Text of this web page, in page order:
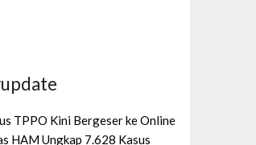
TPPO Kini Bergeser ke Online
HAM Ungkap 7.628 Kasus